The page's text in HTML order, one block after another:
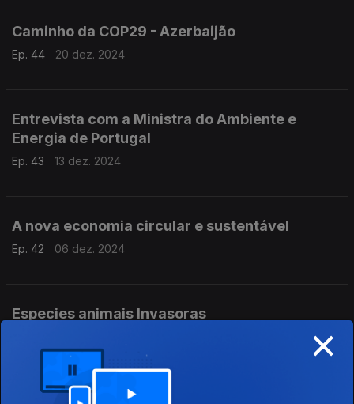
Caminho da COP29 - Azerbaijão
Ep. 44 20 dez. 2024
Entrevista com a Ministra do Ambiente e
Energia de Portugal
Ep. 43 13 dez. 2024
A nova economia circular e sustentável
Ep. 42 06 dez. 2024
Especies animais Invasoras
×